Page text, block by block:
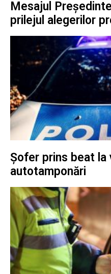
Mesajul
prilejul alegerilor
Șofer prins beat la
autotamponări